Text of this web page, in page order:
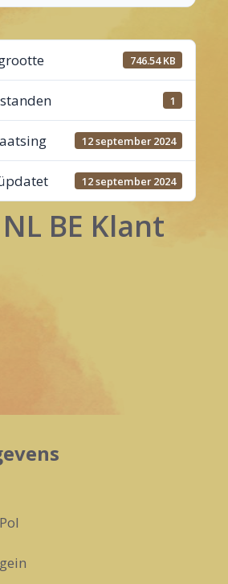
746.54 KB
1
12 september 2024
12 september 2024
BE Klant